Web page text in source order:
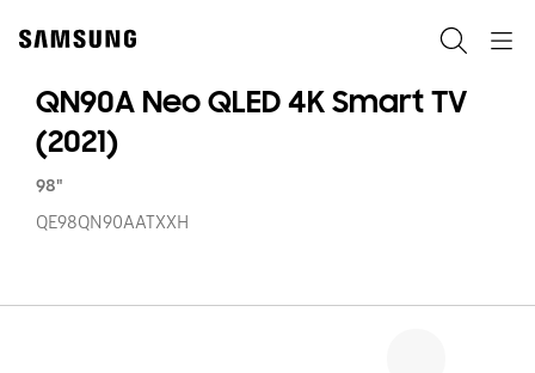
content
accessibility
QN90A Neo QLED 4K Smart TV
(2021)
98"
QE98QN90AATXXH